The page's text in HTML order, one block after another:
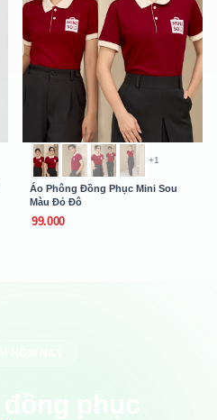
+1
Áo Phông Đồng Phục Mini Sou
Màu Đỏ Đô
99.000